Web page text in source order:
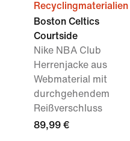
Recyclingmaterialien
Boston Celtics
Courtside
Nike NBA Club
Herrenjacke aus
Webmaterial mit
durchgehendem
Reißverschluss
89,99 €